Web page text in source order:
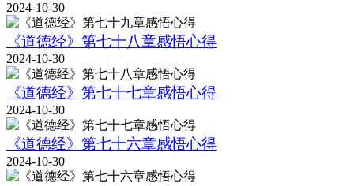
2024-10-30
《道德经》第七十八章感悟心得
2024-10-30
《道德经》第七十七章感悟心得
2024-10-30
《道德经》第七十六章感悟心得
2024-10-30